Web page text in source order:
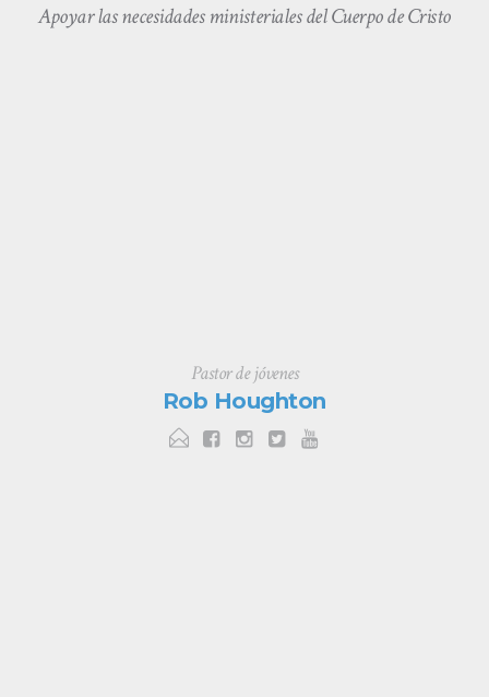
Apoyar las necesidades ministeriales del Cuerpo de Cristo
Pastor de jóvenes
Rob Houghton